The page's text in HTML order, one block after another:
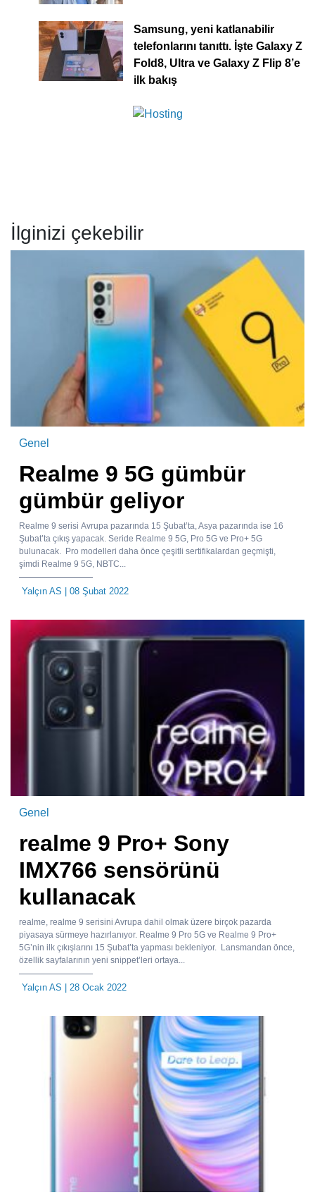
Samsung, yeni katlanabilir
telefonlarını tanıttı. İşte Galaxy Z
Fold8, Ultra ve Galaxy Z Flip 8’e
ilk bakış
İlginizi çekebilir
Genel
Realme 9 5G gümbür
gümbür geliyor
Realme 9 serisi Avrupa pazarında 15 Şubat’ta, Asya pazarında ise 16
Şubat’ta çıkış yapacak. Seride Realme 9 5G, Pro 5G ve Pro+ 5G
bulunacak. Pro modelleri daha önce çeşitli sertifikalardan geçmişti,
şimdi Realme 9 5G, NBTC...
Yalçın AS | 08 Şubat 2022
Genel
realme 9 Pro+ Sony
IMX766 sensörünü
kullanacak
realme, realme 9 serisini Avrupa dahil olmak üzere birçok pazarda
piyasaya sürmeye hazırlanıyor. Realme 9 Pro 5G ve Realme 9 Pro+
5G’nin ilk çıkışlarını 15 Şubat’ta yapması bekleniyor. Lansmandan önce,
özellik sayfalarının yeni snippet’leri ortaya...
Yalçın AS | 28 Ocak 2022